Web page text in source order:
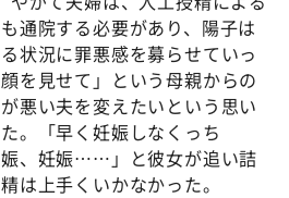
通院する必要があり、陽子は
状況に罪悪感を募らせていっ
を見せて」という母親からの
悪い夫を変えたいという思い
。「早く妊娠しなくっち
、妊娠……」と彼女が追い詰
は上手くいかなかった。